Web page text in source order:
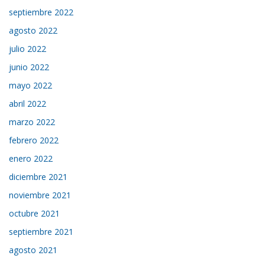
septiembre 2022
agosto 2022
julio 2022
junio 2022
mayo 2022
abril 2022
marzo 2022
febrero 2022
enero 2022
diciembre 2021
noviembre 2021
octubre 2021
septiembre 2021
agosto 2021